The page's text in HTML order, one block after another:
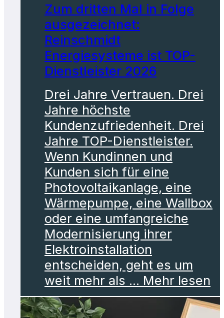
Zum dritten Mal in Folge
ausgezeichnet:
Reinschmidt
Energiesysteme ist TOP-
Dienstleister 2026
Drei Jahre Vertrauen. Drei
Jahre höchste
Kundenzufriedenheit. Drei
Jahre TOP-Dienstleister.
Wenn Kundinnen und
Kunden sich für eine
Photovoltaikanlage, eine
Wärmepumpe, eine Wallbox
oder eine umfangreiche
Modernisierung ihrer
Elektroinstallation
entscheiden, geht es um
weit mehr als ... Mehr lesen